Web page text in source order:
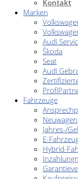
Kontakt
Marken
Audi
Škoda
Seat
Audi
Fahrzeuge
Neuwagen
Jahres-/
E-
Hybrid-